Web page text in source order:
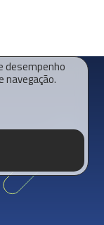
desempenho
navegação.